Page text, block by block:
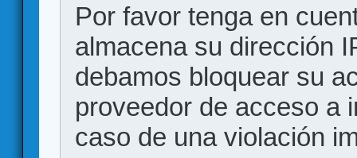
Por favor tenga en
almacena su dirección
debamos bloquear su
proveedor de acceso a
caso de una violación